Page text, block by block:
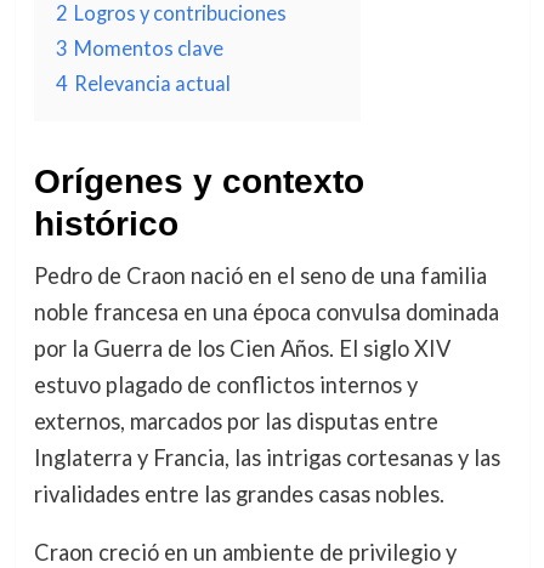
2 Logros y contribuciones
3 Momentos clave
4 Relevancia actual
Orígenes y contexto
histórico
Pedro de Craon nació en el seno de una familia
noble francesa en una época convulsa dominada
por la Guerra de los Cien Años. El siglo XIV
estuvo plagado de conflictos internos y
externos, marcados por las disputas entre
Inglaterra y Francia, las intrigas cortesanas y las
rivalidades entre las grandes casas nobles.
Craon creció en un ambiente de privilegio y